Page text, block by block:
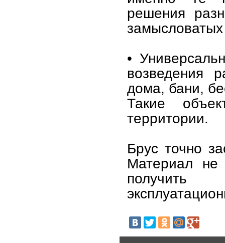
решения
•
возведения
дома, бани,
Такие
территории.
Брус точно
Материал не